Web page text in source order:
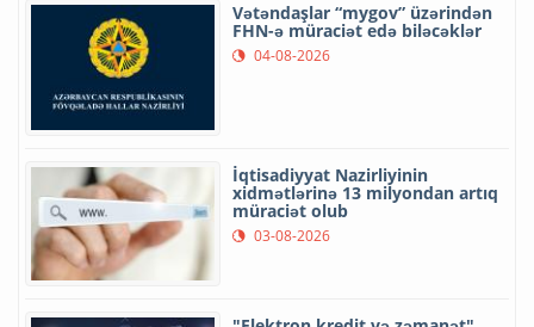
Vətəndaşlar “mygov” üzərindən
FHN-ə müraciət edə biləcəklər
04-08-2026
İqtisadiyyat Nazirliyinin
xidmətlərinə 13 milyondan artıq
müraciət olub
03-08-2026